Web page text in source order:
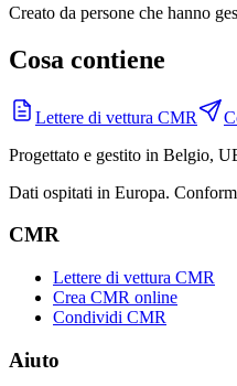
Creato da persone che hanno
Cosa contiene
Lettere di vettura CMR
Progettato e gestito in Belgio,
Dati ospitati in Europa.
CMR
Lettere di vettura CMR
Crea CMR online
Condividi CMR
Aiuto